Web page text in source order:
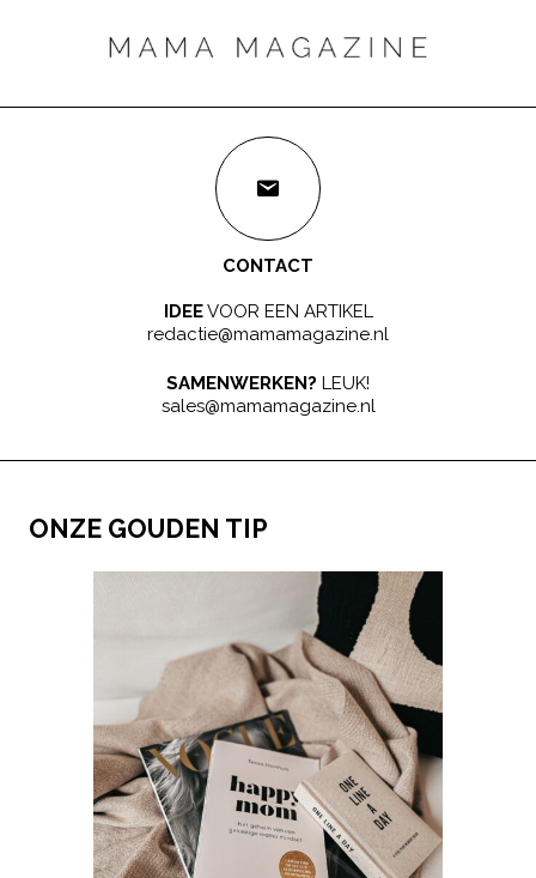
CONTACT
IDEEVOOR EEN ARTIKEL
redactie@mamamagazine.nl
SAMENWERKEN? LEUK!
sales@mamamagazine.nl
ONZE GOUDEN TIP